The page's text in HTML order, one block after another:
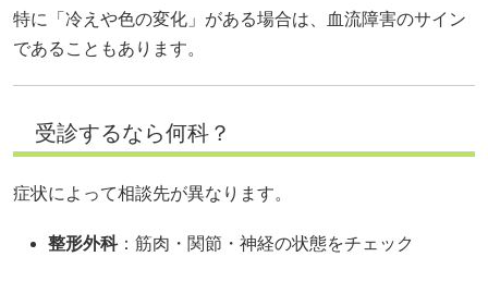
特に「冷えや色の変化」がある場合は、血流障害のサイン
であることもあります。
受診するなら何科？
症状によって相談先が異なります。
整形外科：筋肉・関節・神経の状態をチェック